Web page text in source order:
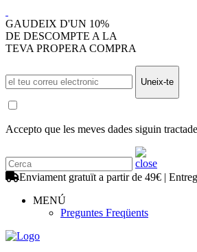
GAUDEIX D'UN 10%
DE DESCOMPTE A LA
TEVA PROPERA COMPRA
Uneix-te
Accepto que les meves dades siguin
Enviament gratuït a partir de 49€ |
MENÚ
Preguntes Freqüents